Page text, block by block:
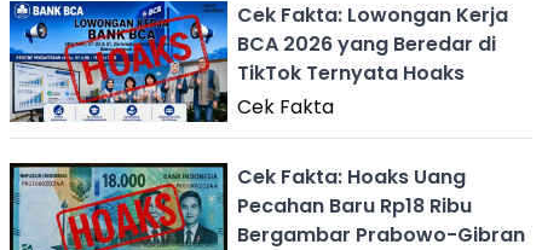
Cek Fakta: Lowongan Kerja
BCA 2026 yang Beredar di
TikTok Ternyata Hoaks
Cek Fakta
Cek Fakta: Hoaks Uang
Pecahan Baru Rp18 Ribu
Bergambar Prabowo-Gibran